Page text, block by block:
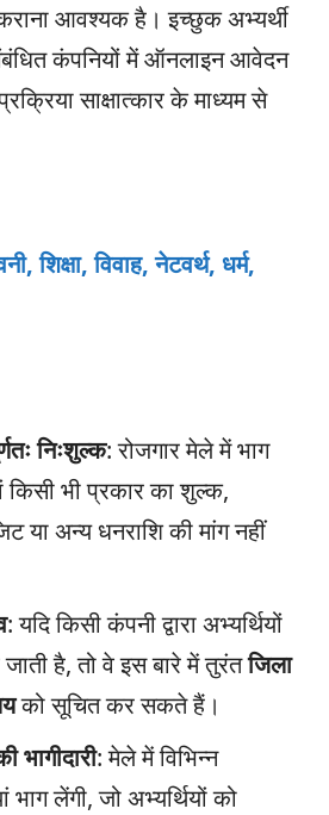
आवश्यक है। इच्छुक अभ्यर्थी
कंपनियों में ऑनलाइन आवेदन
साक्षात्कार के माध्यम से
शिक्षा, विवाह, नेटवर्थ, धर्म,
निःशुल्क: रोजगार मेले में भाग
किसी भी प्रकार का शुल्क,
या अन्य धनराशि की मांग नहीं
: यदि किसी कंपनी द्वारा अभ्यर्थियों
है, तो वे इस बारे में तुरंतजिला
को सूचित कर सकते हैं।
भागीदारी: मेले में विभिन्न
भाग लेंगी, जो अभ्यर्थियों को